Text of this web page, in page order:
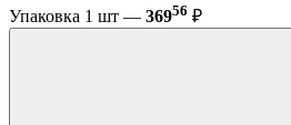
Упаковка 1 шт — 36956 ₽